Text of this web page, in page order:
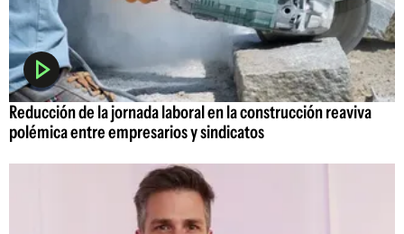
Reducción de la jornada laboral en la construcción reaviva
polémica entre empresarios y sindicatos